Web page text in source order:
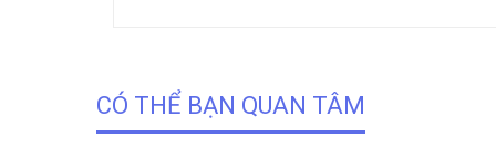
CÓ THỂ BẠN QUAN TÂM